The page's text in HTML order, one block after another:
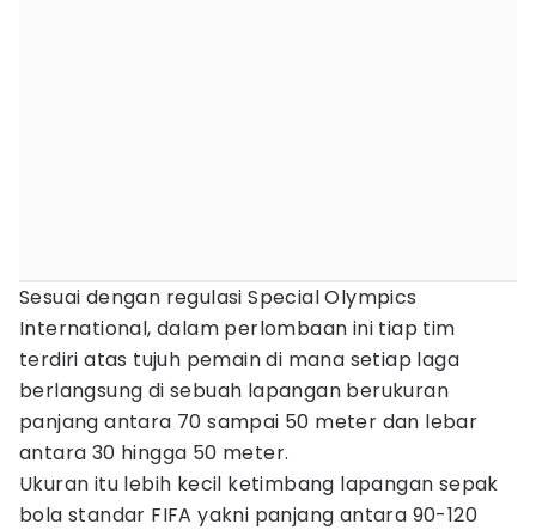
Sesuai dengan regulasi Special Olympics
International, dalam perlombaan ini tiap tim
terdiri atas tujuh pemain di mana setiap laga
berlangsung di sebuah lapangan berukuran
panjang antara 70 sampai 50 meter dan lebar
antara 30 hingga 50 meter.
Ukuran itu lebih kecil ketimbang lapangan sepak
bola standar FIFA yakni panjang antara 90-120